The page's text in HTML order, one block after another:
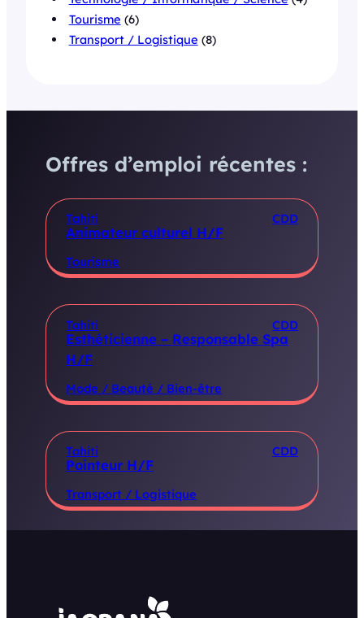
Tourisme (6)
Transport / Logistique (8)
Offres d’emploi récentes :
Tahiti CDD
Animateur culturel H/F
Tourisme
Tahiti CDD
Esthéticienne – Responsable Spa
H/F
Mode / Beauté / Bien-être
Tahiti CDD
Pointeur H/F
Transport / Logistique